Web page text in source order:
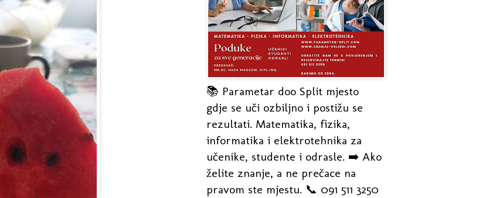
📚 Parametar doo Split mjesto
gdje se uči ozbiljno i postižu se
rezultati. Matematika, fizika,
informatika i elektrotehnika za
učenike, studente i odrasle. ➡️ Ako
želite znanje, a ne prečace na
pravom ste mjestu. 📞 091 511 3250